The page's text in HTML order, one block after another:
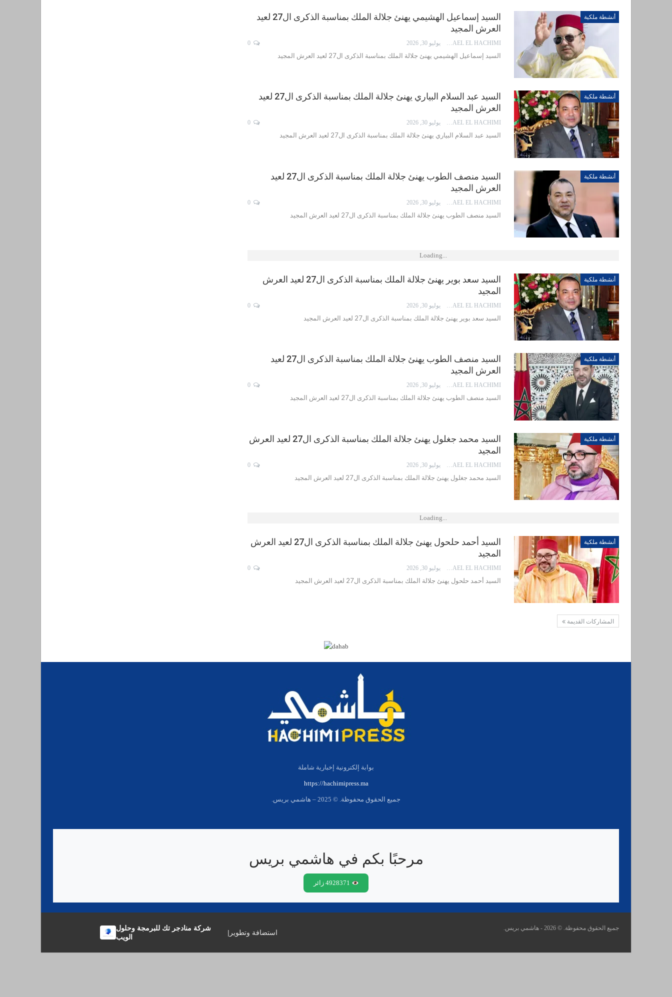
أنشطة ملكية
السيد إسماعيل الهشيمي يهنئ جلالة الملك بمناسبة الذكرى ال27 لعيد
العرش المجيد
يوليو 30, 2026
السيد إسماعيل الهشيمي يهنئ جلالة الملك بمناسبة الذكرى ال27 لعيد العرش المجيد
أنشطة ملكية
السيد عبد السلام البياري يهنئ جلالة الملك بمناسبة الذكرى ال27 لعيد
العرش المجيد
ISMAEL EL HACHIMI يوليو 30, 2026
السيد عبد السلام البياري يهنئ جلالة الملك بمناسبة الذكرى ال27 لعيد العرش المجيد
أنشطة ملكية
السيد منصف الطوب يهنئ جلالة الملك بمناسبة الذكرى ال27 لعيد
العرش المجيد
يوليو 30, 2026
السيد منصف الطوب يهنئ جلالة الملك بمناسبة الذكرى ال27 لعيد العرش المجيد
Loading...
أنشطة ملكية
السيد سعد بوير يهنئ جلالة الملك بمناسبة الذكرى ال27 لعيد العرش
المجيد
ISMAEL EL HACHIMI يوليو 30, 2026
السيد سعد بوير يهنئ جلالة الملك بمناسبة الذكرى ال27 لعيد العرش المجيد
أنشطة ملكية
السيد منصف الطوب يهنئ جلالة الملك بمناسبة الذكرى ال27 لعيد
العرش المجيد
ISMAEL EL HACHIMI يوليو 30, 2026
السيد منصف الطوب يهنئ جلالة الملك بمناسبة الذكرى ال27 لعيد العرش المجيد
أنشطة ملكية
السيد محمد جغلول يهنئ جلالة الملك بمناسبة الذكرى ال27 لعيد العرش
المجيد
يوليو 30, 2026
السيد محمد جغلول يهنئ جلالة الملك بمناسبة الذكرى ال27 لعيد العرش المجيد
Loading...
أنشطة ملكية
السيد أحمد حلحول يهنئ جلالة الملك بمناسبة الذكرى ال27 لعيد العرش
المجيد
ISMAEL EL HACHIMI يوليو 30, 2026
السيد أحمد حلحول يهنئ جلالة الملك بمناسبة الذكرى ال27 لعيد العرش المجيد
المشاركات القديمة
بوابة إلكترونية إخبارية شاملة
https://hachimipress.ma
جميع الحقوق محفوظة. © 2025 – هاشمي بريس.
مرحبًا بكم في هاشمي بريس
جميع الحقوق محفوظة. © 2026 - هاشمي بريس.
استضافة وتطوير |
شركة منادجر تك للبرمجة وحلول
الويب